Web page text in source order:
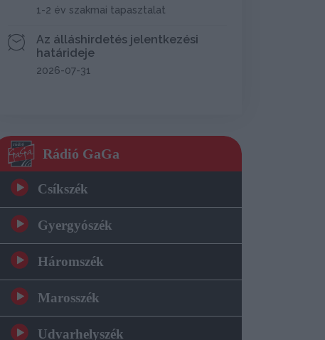
1-2 év szakmai tapasztalat
Az álláshirdetés jelentkezési
határideje
2026-07-31